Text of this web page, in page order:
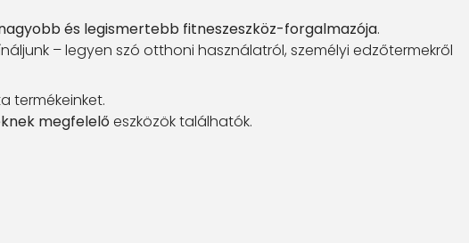
és legismertebb fitneszeszköz-forgalmazója.
– legyen szó otthoni használatról, személyi edzőtermekről
termékeinket.
megfelelő eszközök találhatók.